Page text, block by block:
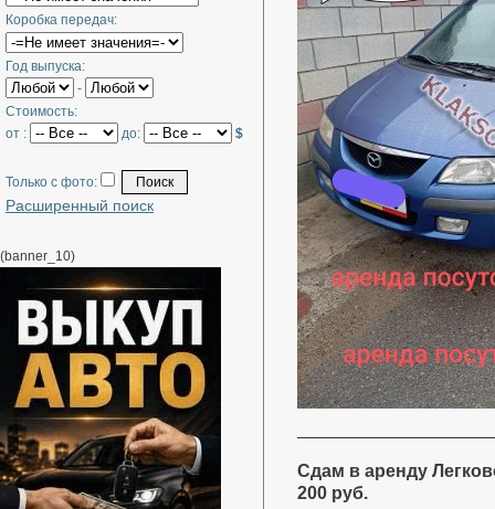
Коробка передач:
Год выпуска:
-
Стоимость:
от :
до: $
Только с фото:
Расширенный поиск
(banner_10)
Сдам в аренду
200 руб.